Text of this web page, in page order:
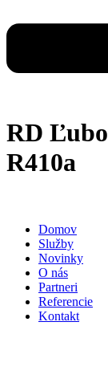
RD
R410a
Domov
Služby
Novinky
O nás
Partneri
Referencie
Kontakt